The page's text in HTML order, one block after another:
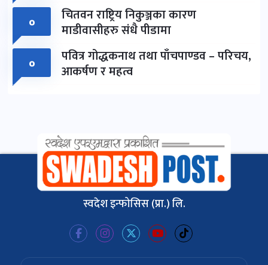
०
चितवन राष्ट्रिय निकुञ्जका कारण
माडीवासीहरु संधै पीडामा
०
पवित्र गोद्धकनाथ तथा पाँचपाण्डव – परिचय,
आकर्षण र महत्व
स्वदेश इन्फोसिस (प्रा.) लि.